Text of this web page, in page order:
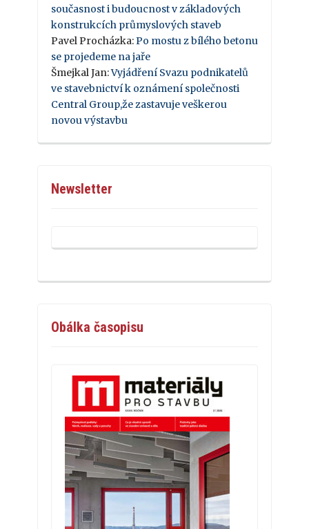
současnost i budoucnost v základových
konstrukcích průmyslových staveb
Pavel Procházka:Po mostu z bílého betonu
se projedeme na jaře
Šmejkal Jan:Vyjádření Svazu podnikatelů
ve stavebnictví k oznámení společnosti
Central Group,že zastavuje veškerou
novou výstavbu
Newsletter
Obálka časopisu